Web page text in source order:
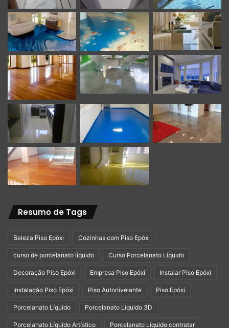
Resumo de Tags
Beleza Piso Epóxi Cozinhas com Piso Epóxi
curso de porcelanato liquido Curso Porcelanato Líquido
Decoração Piso Epóxi Empresa Piso Epóxi Instalar Piso Epóxi
Instalação Piso Epóxi Piso Autonivelante Piso Epóxi
Porcelanato Líquido Porcelanato Líquido 3D
Porcelanato Líquido Artístico Porcelanato Líquido contratar